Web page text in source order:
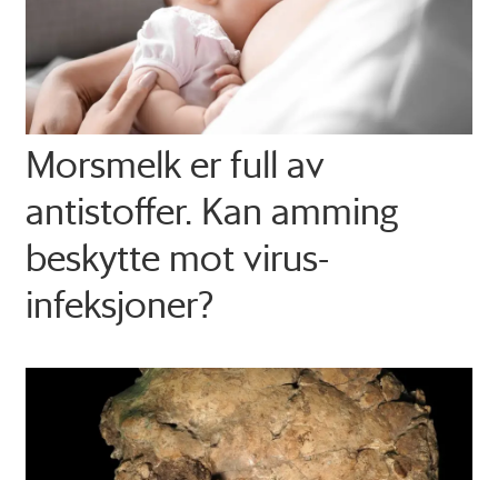
Morsmelk er full av
antistoffer. Kan amming
beskytte mot virus-
infeksjoner?